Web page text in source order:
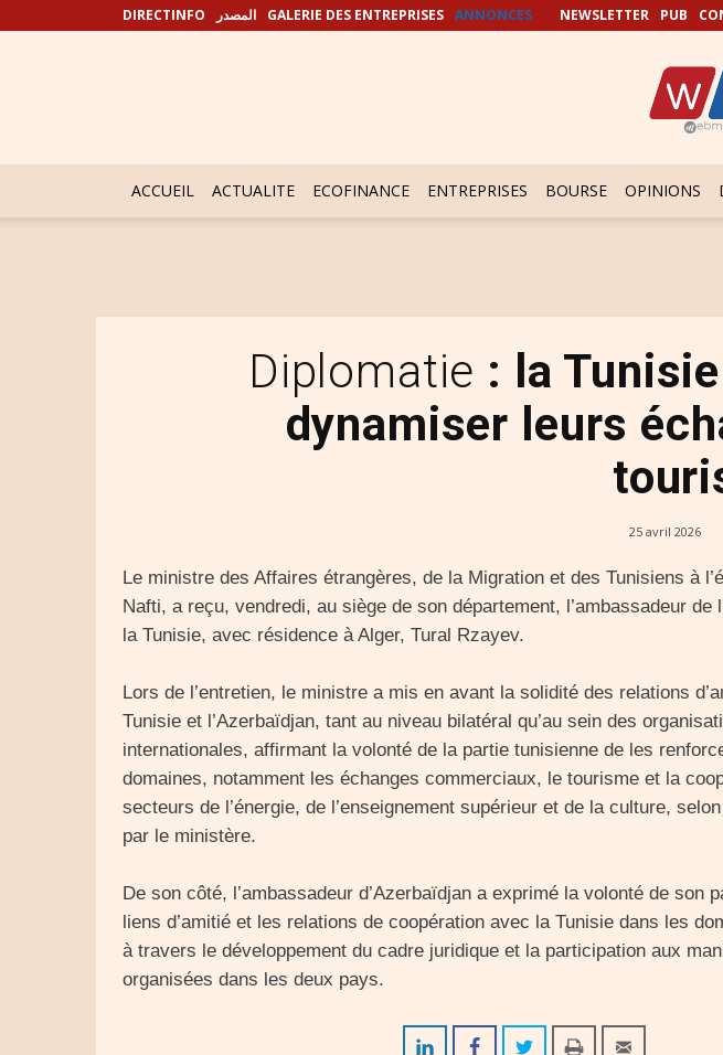
DIRECTINFO المصدر GALERIE DES ENTREPRISES ANNONCES NEWSLETTER PUB
ACCUEIL ACTUALITE ECOFINANCE ENTREPRISES BOURSE OPINIONS
Diplomatie : la
dynamiser leurs
25 avril 2026
Le ministre des Affaires étrangères, de la Migration et des Tunisiens à
Nafti, a reçu, vendredi, au siège de son département, l’ambassadeur de
la Tunisie, avec résidence à Alger, Tural Rzayev.
Lors de l’entretien, le ministre a mis en avant la solidité des relations
Tunisie et l’Azerbaïdjan, tant au niveau bilatéral qu’au sein des
internationales, affirmant la volonté de la partie tunisienne de les
domaines, notamment les échanges commerciaux, le tourisme et la
secteurs de l’énergie, de l’enseignement supérieur et de la culture,
par le ministère.
De son côté, l’ambassadeur d’Azerbaïdjan a exprimé la volonté de son
liens d’amitié et les relations de coopération avec la Tunisie dans les
à travers le développement du cadre juridique et la participation aux
organisées dans les deux pays.